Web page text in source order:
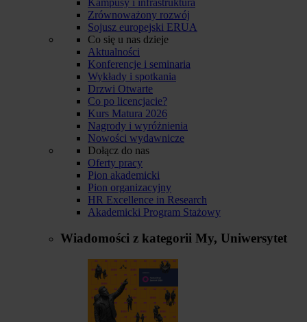
Zrównoważony rozwój
Sojusz europejski ERUA
Co się u nas dzieje
Aktualności
Konferencje i seminaria
Wykłady i spotkania
Drzwi Otwarte
Co po licencjacie?
Kurs Matura 2026
Nagrody i wyróżnienia
Nowości wydawnicze
Dołącz do nas
Oferty pracy
Pion akademicki
Pion organizacyjny
HR Excellence in Research
Akademicki Program Stażowy
Wiadomości z kategorii My, Uniwersytet